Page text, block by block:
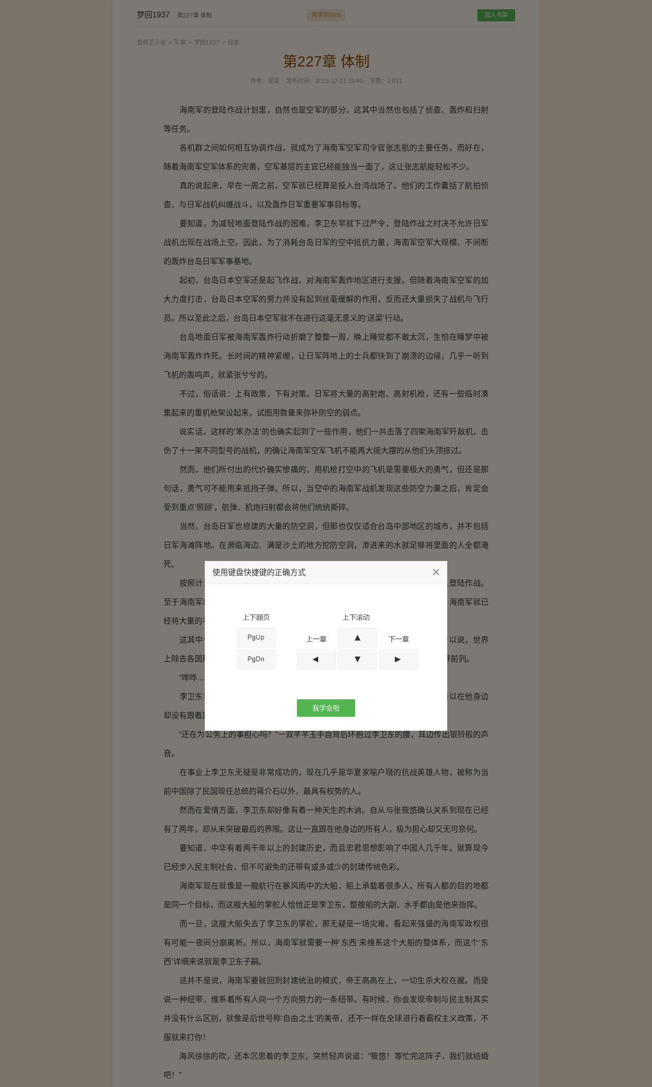
梦回1937 第227章 体制 阅读到99% 加入书架
爱奇艺小说 > 军事 > 梦回1937 > 目录
第227章 体制
作者： 星奕 发布时间： 2015-12-21 19:40 字数： 2,031
海南军的登陆作战计划里，自然也是空军的部分，这其中当然也包括了侦查、轰炸和扫射
等任务。
各机群之间如何相互协调作战，就成为了海南军空军司令官张志航的主要任务。而好在，
随着海南军空军体系的完善，空军基层的主官已经能独当一面了，这让张志航能轻松不少。
真的说起来，早在一周之前，空军就已经算是投入台湾战场了。他们的工作囊括了航拍侦
查、与日军战机纠缠战斗，以及轰炸日军重要军事目标等。
要知道，为减轻地面登陆作战的困难，李卫东早就下过严令，登陆作战之时决不允许日军
战机出现在战场上空。因此，为了消耗台岛日军的空中抵抗力量，海南军空军大规模、不间断
的轰炸台岛日军军事基地。
起初，台岛日本空军还是起飞作战，对海南军轰炸地区进行支援。但随着海南军空军的加
大力度打击，台岛日本空军的努力并没有起到丝毫缓解的作用，反而还大量损失了战机与飞行
员。所以至此之后，台岛日本空军就不在进行这毫无意义的‘送菜’行动。
台岛地面日军被海南军轰炸行动折磨了整整一周，晚上睡觉都不敢太沉，生怕在睡梦中被
海南军轰炸炸死。长时间的精神紧绷，让日军阵地上的士兵都快到了崩溃的边缘，几乎一听到
飞机的轰鸣声，就紧张兮兮的。
不过，俗话说：上有政策，下有对策。日军将大量的高射炮、高射机枪，还有一些临时凑
集起来的重机枪架设起来，试图用数量来弥补防空的弱点。
说实话，这样的‘笨办法’的也确实起到了一些作用，他们一共击落了四架海南军歼敌机，击
伤了十一架不同型号的战机，的确让海南军空军飞机不能再大摇大摆的从他们头顶掠过。
然而，他们所付出的代价确实惨痛的，用机枪打空中的飞机是需要极大的勇气，但还是那
句话，勇气可不能用来抵挡子弹。所以，当空中的海南军战机发现这些防空力量之后，肯定会
受到重点‘照顾’，航弹、机炮扫射都会将他们统统撕碎。
当然，台岛日军也修建的大量的防空洞，但那也仅仅适合台岛中部地区的城市，并不包括
日军海滩阵地。在濒临海边、满是沙土的地方挖防空洞，渗进来的水就足够将里面的人全都淹
死。
按照计划，空军提前轰掉了日军大部分的防御工事，海军用舰炮协助陆军部队登陆作战。
至于海南军的武器装备，那早甩日军几条街了，在日剧还使用小米加步枪的时代，海南军就已
经将大量的半自动武器，以及特殊用途的武器装备一线部队。
这其中包括了汤姆森冲锋枪、火箭筒、火焰喷射器、散弹枪、等等的武器。可以说，世界
上除去各国那些特殊部队以外，在常规部队装备上，海南军在这方面已经走在了世界前列。
“哗哗……！”海水的拍击着礁石，这是海南军发动台岛登陆作战的前几个小时。
李卫东看着海面上不断卷起的浪花一言不发，因为是出来缓解压抑的情绪，所以在他身边
却没有跟着副官高毅。
“还在为公务上的事担心吗？”一双芊芊玉手自背后环抱过李卫东的腰，耳边传出银铃般的声
音。
在事业上李卫东无疑是非常成功的，现在几乎是华夏家喻户晓的抗战英雄人物，被称为当
前中国除了民国现任总统的蒋介石以外，最具有权势的人。
然而在爱情方面，李卫东却好像有着一种天生的木讷。自从与张筱悠确认关系到现在已经
有了两年，却从未突破最后的界限。这让一直跟在他身边的所有人，极为担心却又无可奈何。
要知道，中华有着两千年以上的封建历史，而且忠君思想影响了中国人几千年。就算现今
已经步入民主制社会，但不可避免的还带有或多或少的封建传统色彩。
海南军现在就像是一艘航行在暴风雨中的大船，船上承载着很多人，所有人都的目的地都
是同一个目标，而这艘大船的掌舵人恰恰正是李卫东，整艘船的大副、水手都由是他来指挥。
而一旦，这艘大船失去了李卫东的掌舵，那无疑是一场灾难。看起来强盛的海南军政权很
有可能一夜间分崩离析。所以，海南军就需要一种‘东西’来维系这个大船的整体系，而这个‘东
西’详细来说就是李卫东子嗣。
这并不是说，海南军要就回到封建统治的模式，帝王高高在上，一切生杀大权在握。而是
说一种纽带，维系着所有人向一个方向努力的一条纽带。有时候，你会发现帝制与民主制其实
并没有什么区别，就像是后世号称‘自由之土’的美帝，还不一样在全球进行着霸权主义政策，不
服就来打你！
海风徐徐的吹，还本沉思着的李卫东，突然轻声说道：“筱悠！等忙完这阵子，我们就结婚
吧！”
使用键盘快捷键的正确方式
我学会啦